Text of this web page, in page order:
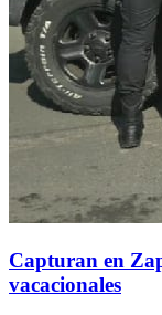
Capturan en
vacacionales